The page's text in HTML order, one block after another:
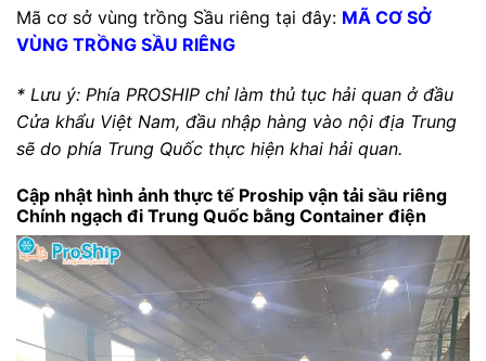
Mã cơ sở vùng trồng Sầu riêng tại đây: MÃ CƠ SỞ
VÙNG TRỒNG SẦU RIÊNG
* Lưu ý: Phía PROSHIP chỉ làm thủ tục hải quan ở đầu
Cửa khẩu Việt Nam, đầu nhập hàng vào nội địa Trung
sẽ do phía Trung Quốc thực hiện khai hải quan.
Cập nhật hình ảnh thực tế Proship vận tải sầu riêng
Chính ngạch đi Trung Quốc bằng Container điện